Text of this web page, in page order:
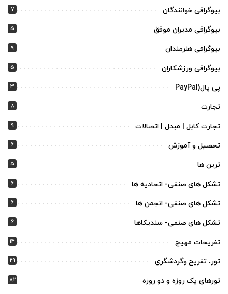
بیوگرافی خوانندگان 7
بیوگرافی مدیران موفق 5
بیوگرافی هنرمندان 9
بیوگرافی ورزشکاران 5
پی پال(PayPal 3
تجارت 8
تجارت کابل | مبدل | اتصالات 9
تحصیل و آموزش 6
ترین ها 5
تشکل های صنفی- اتحادیه ها 6
تشکل های صنفی- انجمن ها 6
تشکل های صنفی- سندیکاها 6
تفریحات مهیج 14
تور، تفریح وگردشگری 29
تورهای یک روزه و دو روزه 82